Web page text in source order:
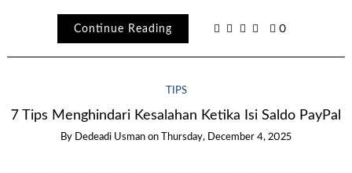
Continue Reading 0
TIPS
7 Tips Menghindari Kesalahan Ketika Isi Saldo PayPal
By Dedeadi Usman on Thursday, December 4, 2025